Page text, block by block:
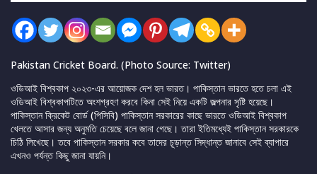
Pakistan Cricket Board. (Photo Source: Twitter)
ওডিআই বিশ্বকাপ ২০২৩-এর আয়োজক দেশ হল ভারত। পাকিস্তান ভারতে হতে চলা এই
ওডিআই বিশ্বকাপটিতে অংশগ্রহণ করবে কিনা সেই নিয়ে একটি জল্পনার সৃষ্টি হয়েছে।
পাকিস্তান ক্রিকেট বোর্ড (পিসিবি) পাকিস্তান সরকারের কাছে ভারতে ওডিআই বিশ্বকাপ
খেলতে আসার জন্য অনুমতি চেয়েছে বলে জানা গেছে। তারা ইতিমধ্যেই পাকিস্তান সরকারকে
চিঠি লিখেছে। তবে পাকিস্তান সরকার কবে তাদের চূড়ান্ত সিদ্ধান্ত জানাবে সেই ব্যাপারে
এখনও পর্যন্ত কিছু জানা যায়নি।